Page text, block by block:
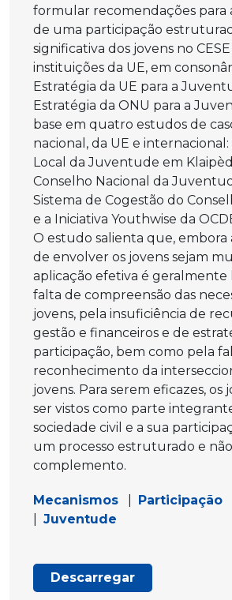
formular recomendações para
de uma participação
significativa dos jovens no
instituições da UE, em
Estratégia da UE para a
Estratégia da ONU para a
base em quatro estudos de
nacional, da UE e
Local da Juventude em
Conselho Nacional da
Sistema de Cogestão do
e a Iniciativa Youthwise da
O estudo salienta que, embora
de envolver os jovens sejam
aplicação efetiva é geralmente
falta de compreensão das
jovens, pela insuficiência de
gestão e financeiros e de
participação, bem como pela
reconhecimento da
jovens. Para serem eficazes, os
ser vistos como parte
sociedade civil e a sua
um processo estruturado e
complemento.
Mecanismos
Participação
Juventude
Descarregar